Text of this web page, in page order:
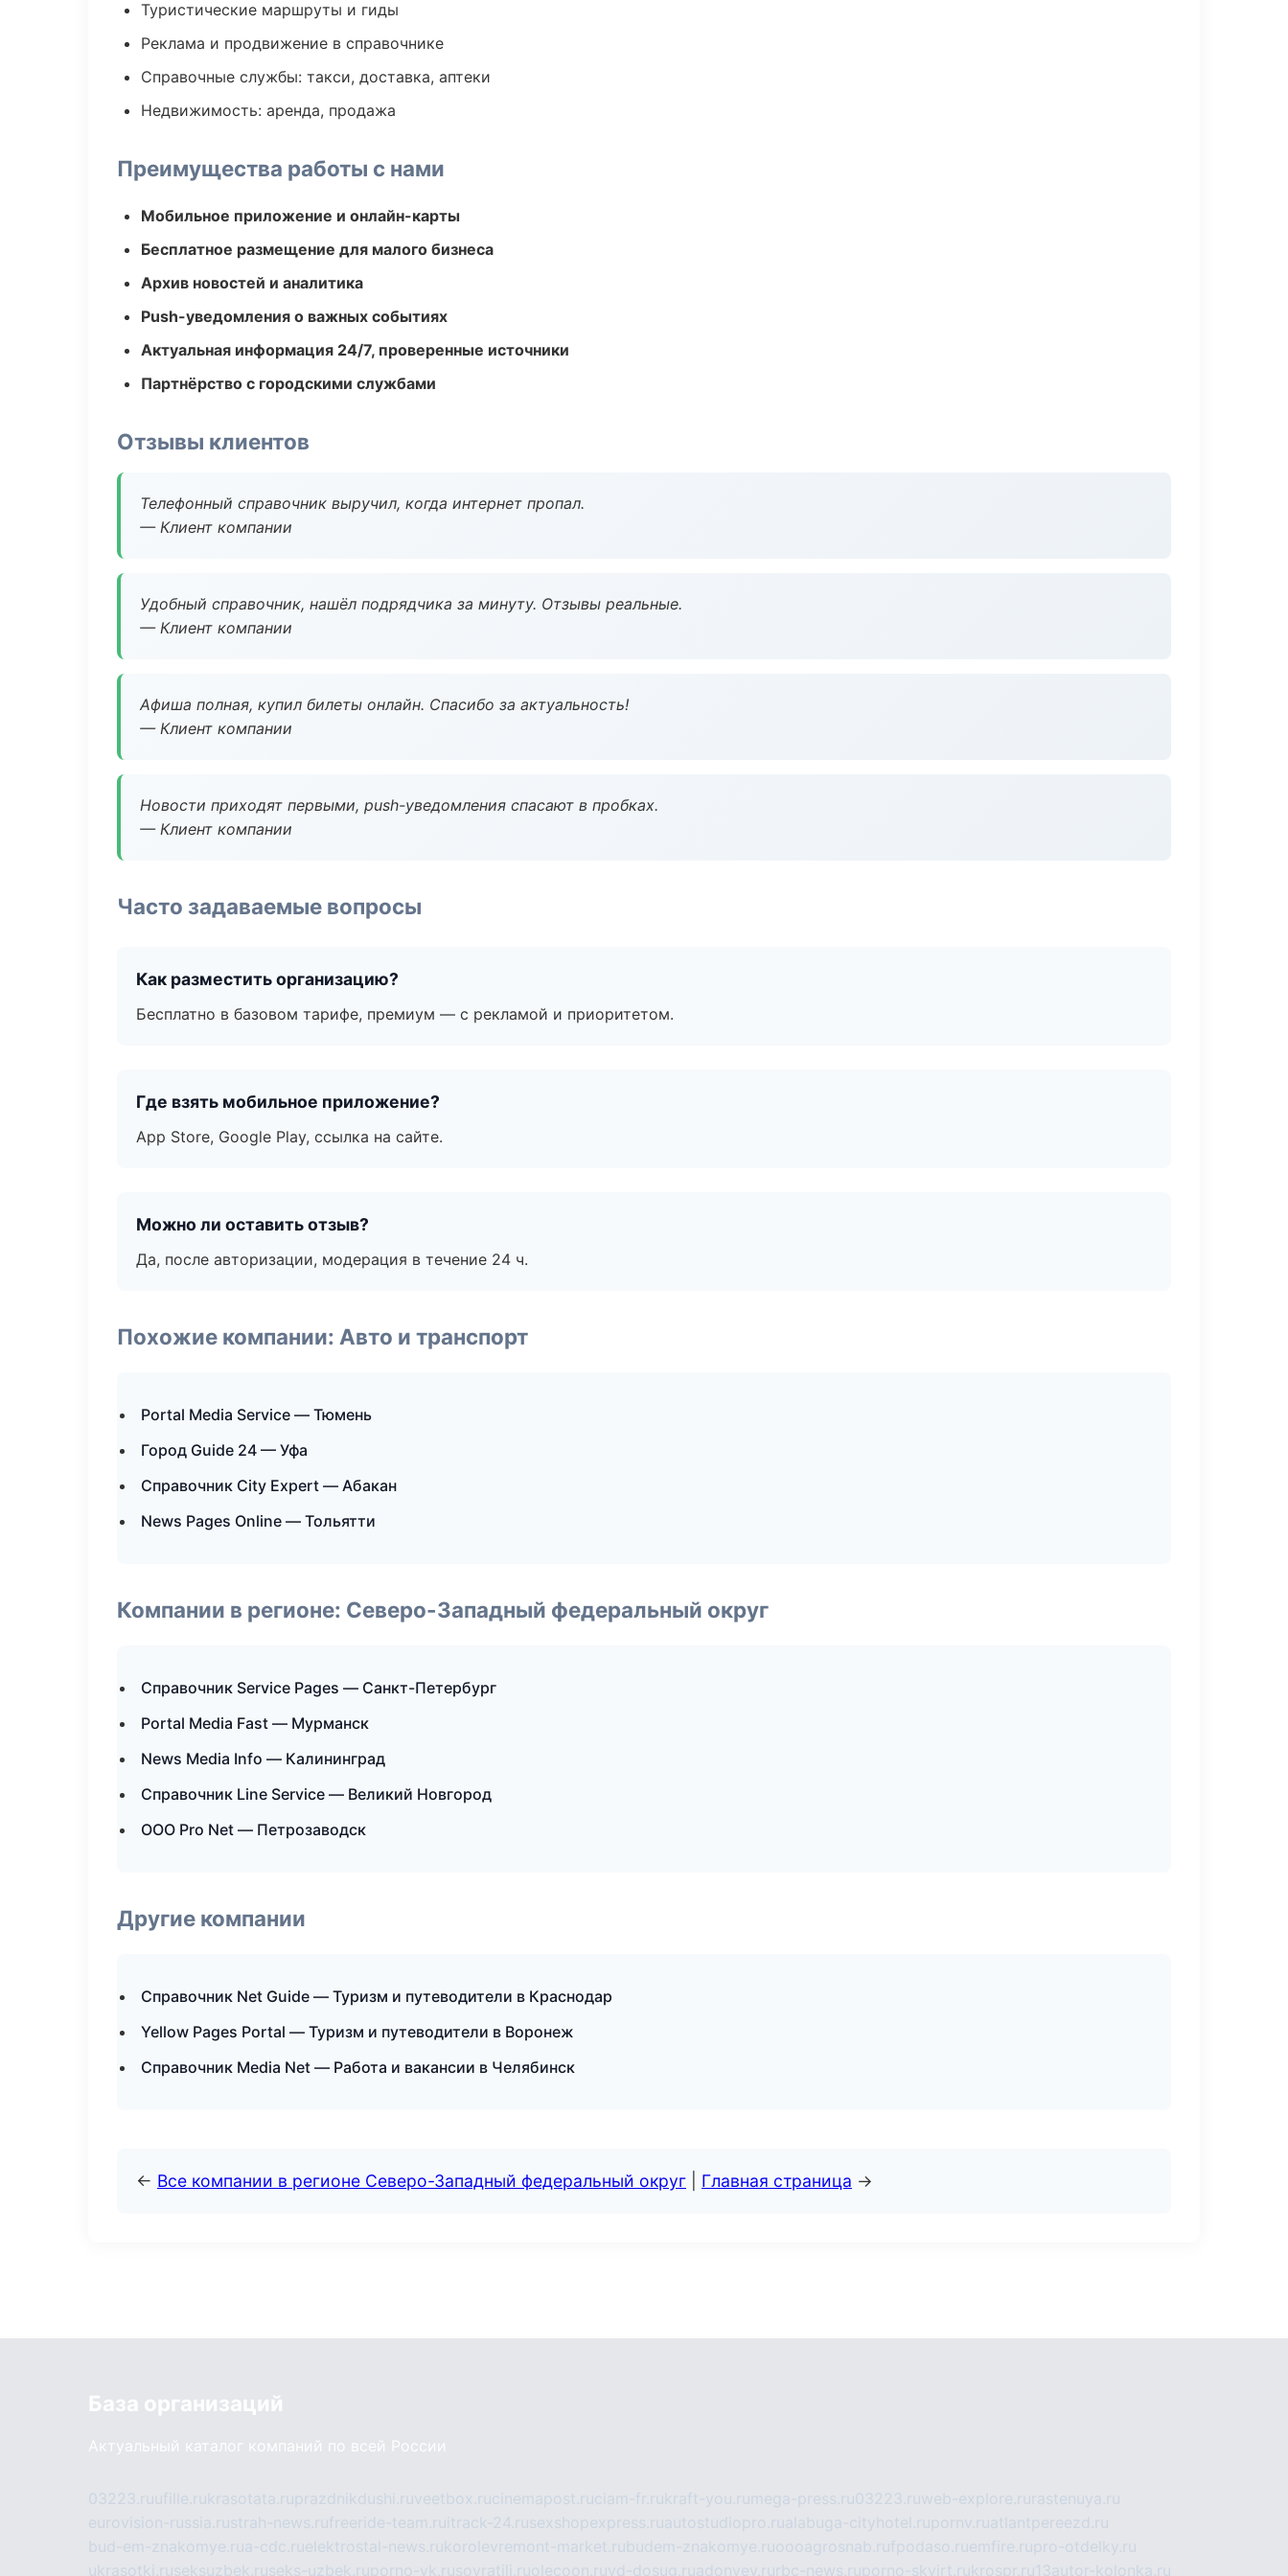
Туристические маршруты и гиды
Реклама и продвижение в справочнике
Справочные службы: такси, доставка, аптеки
Недвижимость: аренда, продажа
Преимущества работы с нами
Мобильное приложение и онлайн-карты
Бесплатное размещение для малого бизнеса
Архив новостей и аналитика
Push-уведомления о важных событиях
Актуальная информация 24/7, проверенные источники
Партнёрство с городскими службами
Отзывы клиентов
Телефонный справочник выручил, когда интернет пропал.
— Клиент компании
Удобный справочник, нашёл подрядчика за минуту. Отзывы реальные.
— Клиент компании
Афиша полная, купил билеты онлайн. Спасибо за актуальность!
— Клиент компании
Новости приходят первыми, push-уведомления спасают в пробках.
— Клиент компании
Часто задаваемые вопросы
Как разместить организацию?
Бесплатно в базовом тарифе, премиум — с рекламой и приоритетом.
Где взять мобильное приложение?
App Store, Google Play, ссылка на сайте.
Можно ли оставить отзыв?
Да, после авторизации, модерация в течение 24 ч.
Похожие компании: Авто и транспорт
Portal Media Service — Тюмень
Город Guide 24 — Уфа
Справочник City Expert — Абакан
News Pages Online — Тольятти
Компании в регионе: Северо-Западный федеральный округ
Справочник Service Pages — Санкт-Петербург
Portal Media Fast — Мурманск
News Media Info — Калининград
Справочник Line Service — Великий Новгород
ООО Pro Net — Петрозаводск
Другие компании
Справочник Net Guide — Туризм и путеводители в Краснодар
Yellow Pages Portal — Туризм и путеводители в Воронеж
Справочник Media Net — Работа и вакансии в Челябинск
← Все компании в регионе Северо-Западный федеральный округ Главная страница →
База организаций
Актуальный каталог компаний по всей России
03223.ruufille.rukrasotata.ruprazdnikdushi.ruveetbox.rucinemapost.ruciam-fr.rukraft-you.ru mega-press.ru03223.ruweb-explore.ru rastenuya.ru
eurovision-russia.rustrah-news.rufreeride-team.ru itrack-24.rusexshopexpress.ruautostudiopro.rualabuga-cityhotel.rupornv.ruatlantpereezd.ru
bud-em-znakomye.rua-cdc.ruelektrostal-news.rukorolevremont-market.rubudem-znakomye.ruoooagrosnab.rufpodaso.ruemfire.rupro-otdelky.ru
ukrasotki.ruseksuzbek.ruseks-uzbek.ruporno-vk.rusovratili.ruolecoon.ruvd-dosug.ruadonyev.ru rbc-news.ruporno-skvirt.rukrospr.ru13autor-kolonka.ru